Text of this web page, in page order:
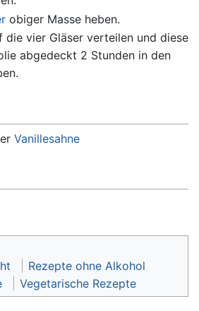
obiger Masse heben.
die vier Gläser verteilen und diese
abgedeckt 2 Stunden in den
Vanillesahne
Rezepte ohne Alkohol
Vegetarische Rezepte